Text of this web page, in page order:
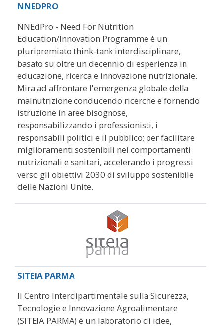
NNEDPRO
NNEdPro - Need For Nutrition
Education/Innovation Programme è un
pluripremiato think-tank interdisciplinare,
basato su oltre un decennio di esperienza in
educazione, ricerca e innovazione nutrizionale.
Mira ad affrontare l'emergenza globale della
malnutrizione conducendo ricerche e fornendo
istruzione in aree bisognose,
responsabilizzando i professionisti, i
responsabili politici e il pubblico; per facilitare
miglioramenti sostenibili nei comportamenti
nutrizionali e sanitari, accelerando i progressi
verso gli obiettivi 2030 di sviluppo sostenibile
delle Nazioni Unite.
SITEIA PARMA
Il Centro Interdipartimentale sulla Sicurezza,
Tecnologie e Innovazione Agroalimentare
(SITEIA PARMA) è un laboratorio di idee,